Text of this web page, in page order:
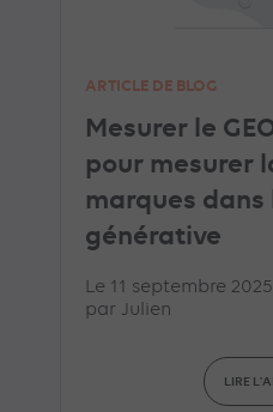
ARTICLE DE BLOG
Mesurer le
pour mesurer
marques dans
générative
Le 11 septembre 2025
par Julien
LIRE